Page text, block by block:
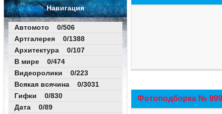
Навигация
Автомото 0/506
Артгалерея 0/1388
Архитектура 0/107
В мире 0/474
Видеоролики 0/223
Всякая всячина 0/3031
Гифки 0/830
Дата 0/89
Фотоподборка №